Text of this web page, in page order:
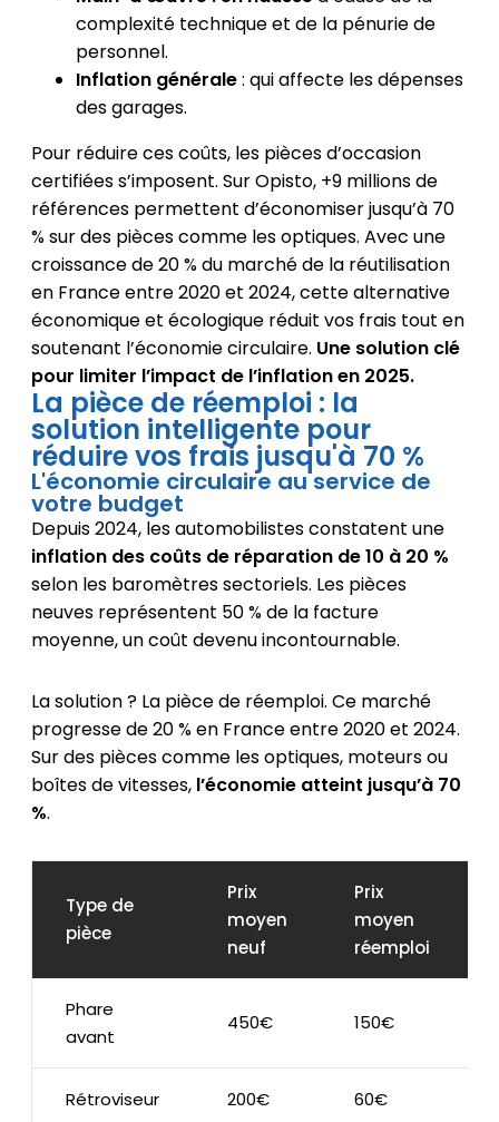
complexité technique et de la pénurie de
personnel.
Inflation générale: qui affecte les dépenses
des garages.
Pour réduire ces coûts, les pièces d’occasion
certifiées s’imposent. Sur Opisto, +9 millions de
références permettent d’économiser jusqu’à 70
% sur des pièces comme les optiques. Avec une
croissance de 20 % du marché de la réutilisation
en France entre 2020 et 2024, cette alternative
économique et écologique réduit vos frais tout en
soutenant l’économie circulaire. Une solution clé
pour limiter l’impact de l’inflation en 2025.
La pièce de réemploi : la
solution intelligente pour
réduire vos frais jusqu'à 70 %
L'économie circulaire au service de
votre budget
Depuis 2024, les automobilistes constatent une
inflation des coûts de réparation de 10 à 20 %
selon les baromètres sectoriels. Les pièces
neuves représentent 50 % de la facture
moyenne, un coût devenu incontournable.
La solution ? La pièce de réemploi. Ce marché
progresse de 20 % en France entre 2020 et 2024.
Sur des pièces comme les optiques, moteurs ou
boîtes de vitesses, l’économie atteint jusqu’à 70
%.
Type de
pièce
Prix
moyen
neuf
Prix
moyen
réemploi
Phare
avant
450€ 150€
Rétroviseur 200€ 60€